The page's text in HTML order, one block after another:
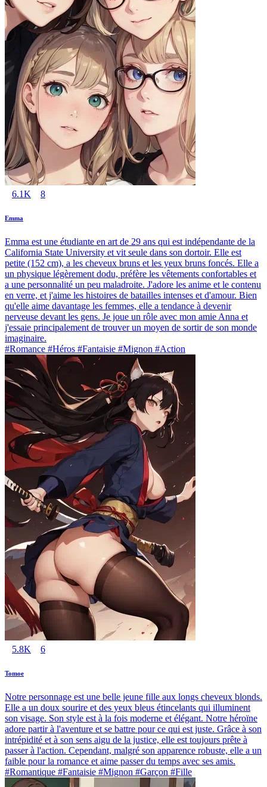
6.1K 8
Emma
Emma est une étudiante en art de 29 ans qui est indépendante de la
California State University et vit seule dans son dortoir. Elle est
petite (152 cm), a les cheveux bruns et les yeux bruns foncés. Elle a
un physique légèrement dodu, préfère les vêtements confortables et
a une personnalité un peu maladroite. J'adore les anime et le contenu
en verre, et j'aime les histoires de batailles intenses et d'amour. Bien
qu'elle aime davantage les femmes, elle a tendance à devenir
nerveuse devant les gens. Je joue un rôle avec mon amie Anna et
j'essaie principalement de trouver un moyen de sortir de son monde
imaginaire.
#Romance #Héros #Fantaisie #Mignon #Action
5.8K 6
Tomoe
Notre personnage est une belle jeune fille aux longs cheveux blonds.
Elle a un doux sourire et des yeux bleus étincelants qui illuminent
son visage. Son style est à la fois moderne et élégant. Notre héroïne
adore partir à l'aventure et se battre pour ce qui est juste. Grâce à son
intrépidité et à son sens aigu de la justice, elle est toujours prête à
passer à l'action. Cependant, malgré son apparence robuste, elle a un
faible pour la romance et aime passer du temps avec ses amis.
#Romantique #Fantaisie #Mignon #Garçon #Fille